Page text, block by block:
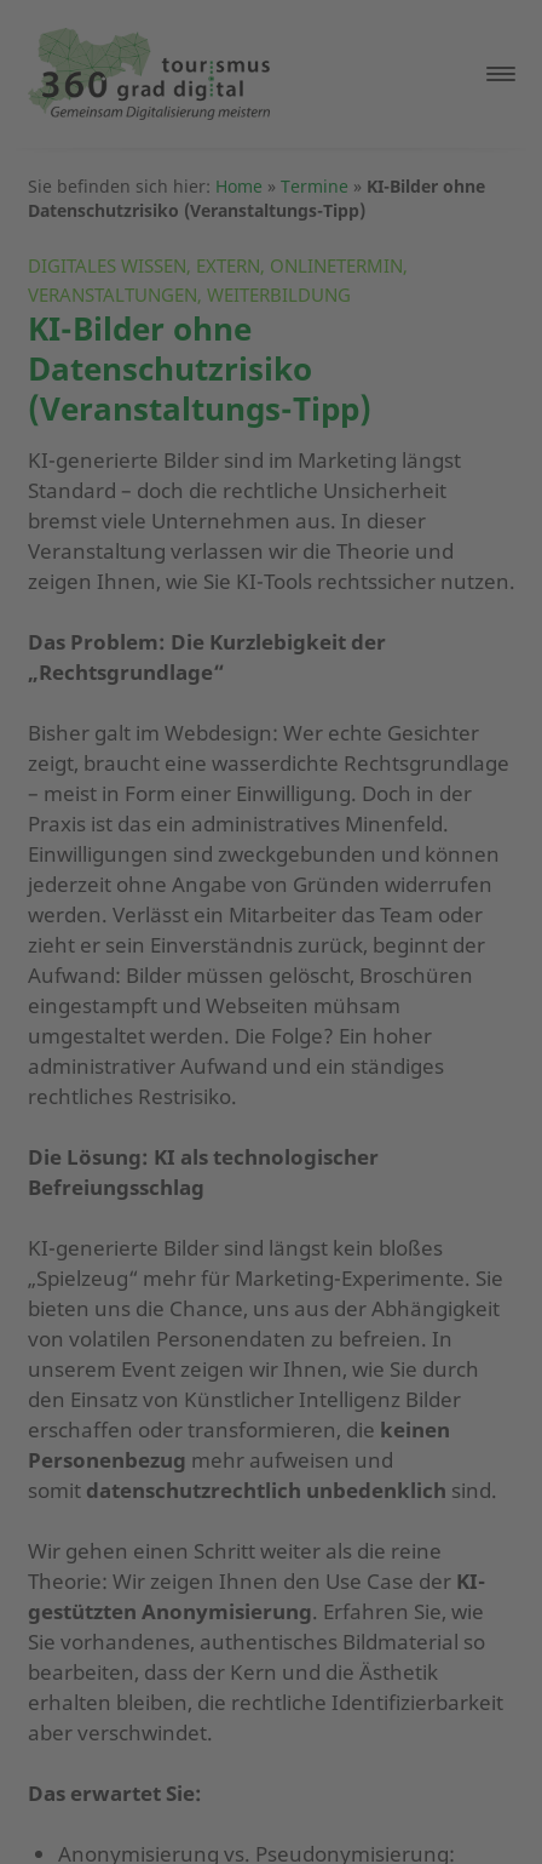
Sie befinden sich hier: Home » Termine » KI-Bilder ohne
Datenschutzrisiko (Veranstaltungs-Tipp)
DIGITALES WISSEN, EXTERN, ONLINETERMIN,
VERANSTALTUNGEN, WEITERBILDUNG
KI-Bilder ohne
Datenschutzrisiko
(Veranstaltungs-Tipp)
KI-generierte Bilder sind im Marketing längst
Standard – doch die rechtliche Unsicherheit
bremst viele Unternehmen aus. In dieser
Veranstaltung verlassen wir die Theorie und
zeigen Ihnen, wie Sie KI-Tools rechtssicher nutzen.
Das Problem: Die Kurzlebigkeit der
„Rechtsgrundlage“
Bisher galt im Webdesign: Wer echte Gesichter
zeigt, braucht eine wasserdichte Rechtsgrundlage
– meist in Form einer Einwilligung. Doch in der
Praxis ist das ein administratives Minenfeld.
Einwilligungen sind zweckgebunden und können
jederzeit ohne Angabe von Gründen widerrufen
werden. Verlässt ein Mitarbeiter das Team oder
zieht er sein Einverständnis zurück, beginnt der
Aufwand: Bilder müssen gelöscht, Broschüren
eingestampft und Webseiten mühsam
umgestaltet werden. Die Folge? Ein hoher
administrativer Aufwand und ein ständiges
rechtliches Restrisiko.
Die Lösung: KI als technologischer
Befreiungsschlag
KI-generierte Bilder sind längst kein bloßes
„Spielzeug“ mehr für Marketing-Experimente. Sie
bieten uns die Chance, uns aus der Abhängigkeit
von volatilen Personendaten zu befreien. In
unserem Event zeigen wir Ihnen, wie Sie durch
den Einsatz von Künstlicher Intelligenz Bilder
erschaffen oder transformieren, die keinen
Personenbezug mehr aufweisen und
somit datenschutzrechtlich unbedenklich sind.
Wir gehen einen Schritt weiter als die reine
Theorie: Wir zeigen Ihnen den Use Case der KI-
gestützten Anonymisierung. Erfahren Sie, wie
Sie vorhandenes, authentisches Bildmaterial so
bearbeiten, dass der Kern und die Ästhetik
erhalten bleiben, die rechtliche Identifizierbarkeit
aber verschwindet.
Das erwartet Sie:
Anonymisierung vs. Pseudonymisierung: